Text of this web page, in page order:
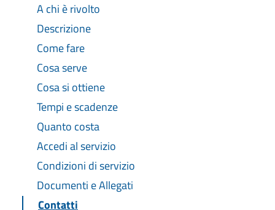
A chi è rivolto
Descrizione
Come fare
Cosa serve
Cosa si ottiene
Tempi e scadenze
Quanto costa
Accedi al servizio
Condizioni di servizio
Documenti e Allegati
Contatti